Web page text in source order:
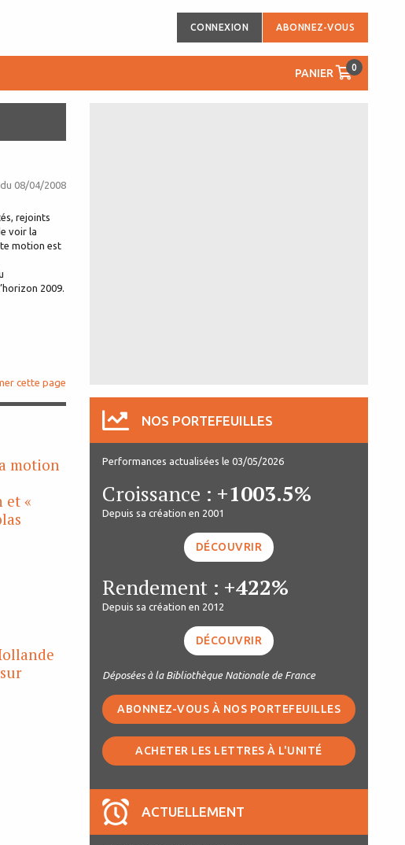
CONNEXION ABONNEZ-VOUS
PANIER 0
08/04/2008
rejoints
voir la
motion est
2009.
cette page
motion
et «
NOS PORTEFEUILLES
Performances actualisées le 03/05/2026
Croissance : +1003.5%
Depuis sa création en 2001
DÉCOUVRIR
Rendement : +422%
Depuis sa création en 2012
DÉCOUVRIR
Déposées à la Bibliothèque Nationale de France
ABONNEZ-VOUS À NOS PORTEFEUILLES
ACHETER LES LETTRES À L'UNITÉ
ACTUELLEMENT